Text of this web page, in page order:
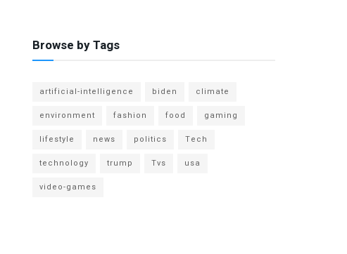
Browse by Tags
artificial-intelligence biden
climate
environment
fashion food
gaming
lifestyle
news politics
Tech
technology
trump Tvs
usa
video-games